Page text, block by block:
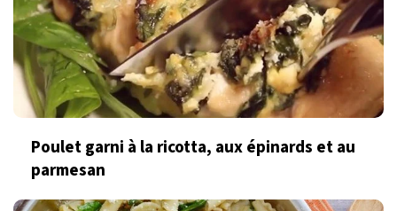
Poulet garni à la ricotta, aux épinards et au
parmesan